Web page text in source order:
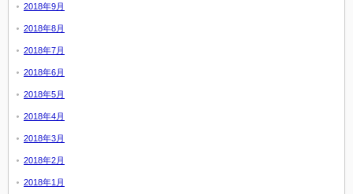
2018年9月
2018年8月
2018年7月
2018年6月
2018年5月
2018年4月
2018年3月
2018年2月
2018年1月